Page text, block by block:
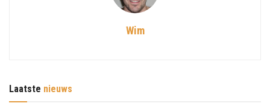
Wim
Laatste nieuws